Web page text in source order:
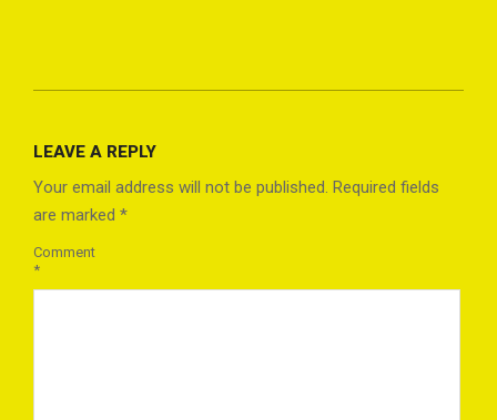
04
LEAVE A REPLY
Your email address will not be published. Required fields
are marked *
Comment
*